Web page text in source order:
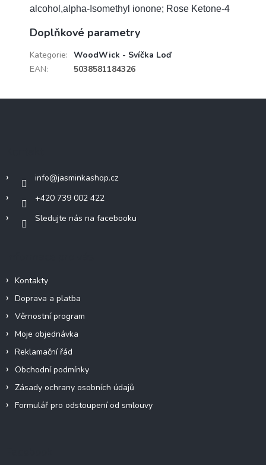
alcohol,alpha-Isomethyl ionone; Rose Ketone-4
Doplňkové parametry
Kategorie: WoodWick - Svíčka Loď
EAN: 5038581184326
info@jasminkashop.cz
+420 739 002 422
Sledujte nás na facebooku
Kontakty
Doprava a platba
Věrnostní program
Moje objednávka
Reklamační řád
Obchodní podmínky
Zásady ochrany osobních údajů
Formulář pro odstoupení od smlouvy